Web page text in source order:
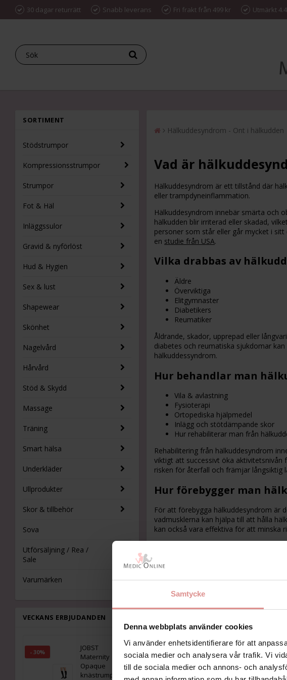
Samtycke
Denna webbplats använder cookies
Vi använder enhetsidentifierare för att
sociala medier och analysera vår trafik. Vi
till de sociala medier och annons- och
30 dagar returrätt Snabb leverans Fri frakt från 499 kr Utmärkt
SORTIMENT
Stödstrumpor
Kompressionsstrumpor
Strumpor
Fot & Häl
Inläggssulor
Gravid & nyförlöst
Hud & Hygien
Sex & lust
Shapewear
Skönhet
Nagelvård
Hårvård
Stöd & Skydd
Massage
Träning
Smart hälsa
Underkläder
Ullprodukter
Skor & tillbehör
Sova
Utförsäljning / Rea /
Sale
Varumärken
VECKANS ERBJUDANDEN
- 30%
JOBST
Maternity
Opaque
knästrumpor
Hälkuddesyndrom - Ont i hälkudden
Vad är
Hälkuddesyndrom är ett tillstånd där
eller trampdyneinflammation.
Hälkuddesyndrom innebär smärta och
hälkudden blir irriterad eller skadad,
personer som står eller går mycket i
en studie från USA.
Vilka drabbas av
Äldre
Överviktiga
Elitgymnaster
Diabetikers
Reumatiker
Åldrande, skador, upprepad eller
diabetes och reumatiska sjukdomar
hälkuddessyndrom.
Hur behandlar man
Vila & avlastning
Fysioterapi
Ortopediska hjälpmedel
Inlägg och stötdämpande skor
Hur rehabiliterar man från
Rehabilitering från hälkuddesyndrom
viktigt att successivt öka aktivitetsnivån
risken för återfall och främjar långsiktig
Hur förebygger man
För att förebygga hälkuddesyndrom är
vadmusklerna kan hjälpa till att hålla
kan också vara effektiva för att minska
Ja, det är möjligt att tejpa
minska belastningen på den skadade
Vilka övningar
Vid hälkuddesyndrom rekommenderas
bygga upp muskelstyrka och förbättra
hälkudden. Balansövningar kan vara